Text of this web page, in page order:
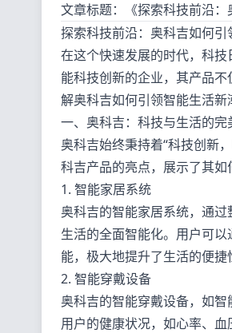
文章标题：《探索科技前沿：
探索科技前沿：奥科吉如何
在这个快速发展的时代，科
能科技创新的企业，其产品
解奥科吉如何引领智能生活新
一、奥科吉：科技与生活的完
奥科吉始终秉持着“科技创新
科吉产品的亮点，展示了其如
1. 智能家居系统
奥科吉的智能家居系统，通
生活的全面智能化。用户可
能，极大地提升了生活的便捷
2. 智能穿戴设备
奥科吉的智能穿戴设备，如
用户的健康状况，如心率、